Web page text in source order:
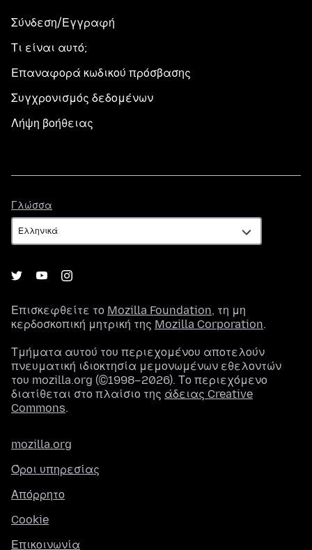
Σύνδεση/Εγγραφή
Τι είναι αυτό;
Επαναφορά κωδικού πρόσβασης
Συγχρονισμός δεδομένων
Λήψη βοήθειας
Γλώσσα
Επισκεφθείτε το Mozilla Foundation, τη μη
κερδοσκοπική μητρική της Mozilla Corporation.
Τμήματα αυτού του περιεχομένου αποτελούν
πνευματική ιδιοκτησία μεμονωμένων εθελοντών
του mozilla.org (©1998–2026). Το περιεχόμενο
διατίθεται στο πλαίσιο της άδειας Creative
Commons.
mozilla.org
Όροι υπηρεσίας
Απόρρητο
Cookie
Επικοινωνία